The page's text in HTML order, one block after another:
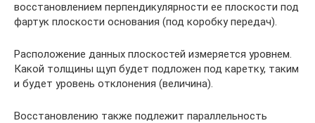
восстановлением перпендикулярности ее плоскости под
фартук плоскости основания (под коробку передач).
Расположение данных плоскостей измеряется уровнем.
Какой толщины щуп будет подложен под каретку, таким
и будет уровень отклонения (величина).
Восстановлению также подлежит параллельность